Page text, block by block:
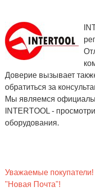
Доверие вызывает
обратиться за
Мы являемся
INTERTOOL -
оборудования.
Уважаемые покупатели!
"Новая Почта"!